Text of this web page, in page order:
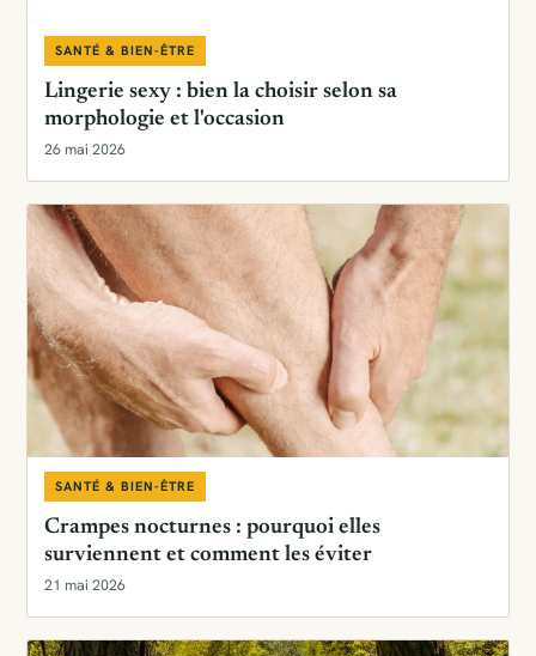
SANTÉ & BIEN-ÊTRE
Lingerie sexy : bien la choisir selon sa
morphologie et l'occasion
26 mai 2026
SANTÉ & BIEN-ÊTRE
Crampes nocturnes : pourquoi elles
surviennent et comment les éviter
21 mai 2026